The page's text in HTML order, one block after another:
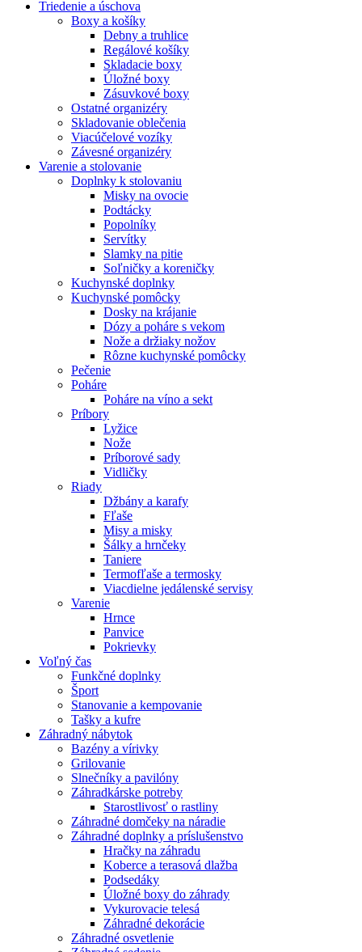
Triedenie a úschova
Boxy a košíky
Debny a truhlice
Regálové košíky
Skladacie boxy
Úložné boxy
Zásuvkové boxy
Ostatné organizéry
Skladovanie oblečenia
Viacúčelové vozíky
Závesné organizéry
Varenie a stolovanie
Doplnky k stolovaniu
Misky na ovocie
Podtácky
Popolníky
Servítky
Slamky na pitie
Soľničky a koreničky
Kuchynské doplnky
Kuchynské pomôcky
Dosky na krájanie
Dózy a poháre s vekom
Nože a držiaky nožov
Rôzne kuchynské pomôcky
Pečenie
Poháre
Poháre na víno a sekt
Príbory
Lyžice
Nože
Príborové sady
Vidličky
Riady
Džbány a karafy
Fľaše
Misy a misky
Šálky a hrnčeky
Taniere
Termofľaše a termosky
Viacdielne jedálenské servisy
Varenie
Hrnce
Panvice
Pokrievky
Voľný čas
Funkčné doplnky
Šport
Stanovanie a kempovanie
Tašky a kufre
Záhradný nábytok
Bazény a vírivky
Grilovanie
Slnečníky a pavilóny
Záhradkárske potreby
Starostlivosť o rastliny
Záhradné domčeky na náradie
Záhradné doplnky a príslušenstvo
Hračky na záhradu
Koberce a terasová dlažba
Podsedáky
Úložné boxy do záhrady
Vykurovacie telesá
Záhradné dekorácie
Záhradné osvetlenie